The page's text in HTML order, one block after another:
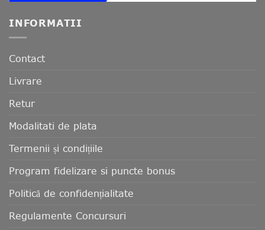
INFORMATII
Contact
Livrare
Retur
Modalitati de plata
Termenii și condițiile
Program fidelizare si puncte bonus
Politică de confidențialitate
Regulamente Concursuri